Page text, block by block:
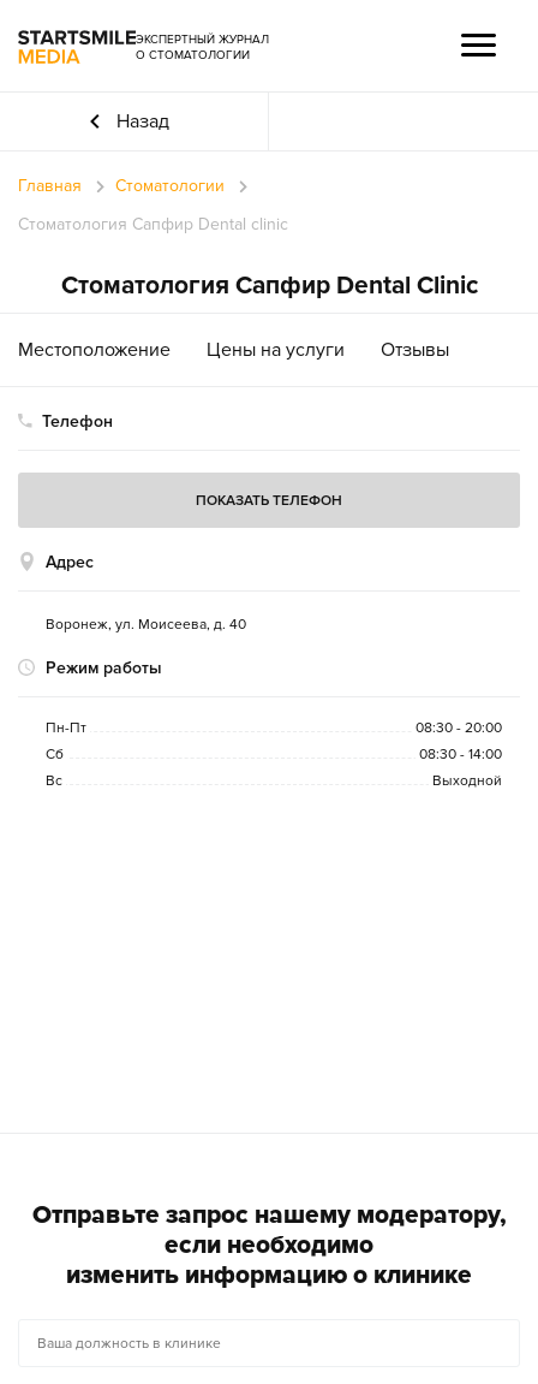
ЭКСПЕРТНЫЙ ЖУРНАЛ
О СТОМАТОЛОГИИ
Назад
Главная
Стоматологии
Стоматология Сапфир Dental clinic
Стоматология Сапфир Dental Clinic
Местоположение Цены на услуги Отзывы
Телефон
ПОКАЗАТЬ ТЕЛЕФОН
Адрес
Воронеж, ул. Моисеева, д. 40
Режим работы
Пн-Пт
08:30 - 20:00
Сб
08:30 - 14:00
Вс
Выходной
Отправьте запрос нашему модератору,
если необходимо
изменить информацию о клинике